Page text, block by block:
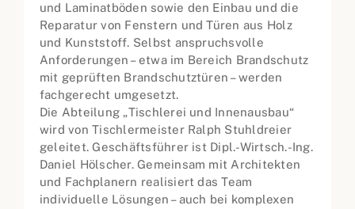
und Laminatböden sowie den Einbau und die
Reparatur von Fenstern und Türen aus Holz
und Kunststoff. Selbst anspruchsvolle
Anforderungen – etwa im Bereich Brandschutz
mit geprüften Brandschutztüren – werden
fachgerecht umgesetzt.
Die Abteilung „Tischlerei und Innenausbau“
wird von Tischlermeister Ralph Stuhldreier
geleitet. Geschäftsführer ist Dipl.-Wirtsch.-Ing.
Daniel Hölscher. Gemeinsam mit Architekten
und Fachplanern realisiert das Team
individuelle Lösungen – auch bei komplexen